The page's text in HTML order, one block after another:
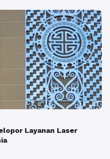
Layanan Laser